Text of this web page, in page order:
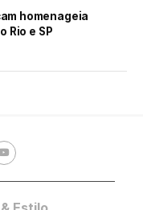
homenageia
Rio e SP